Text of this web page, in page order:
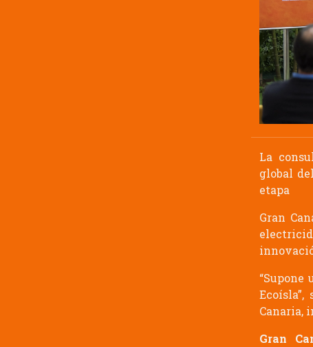
La
global
etapa
Gran
Canaria,
Gran